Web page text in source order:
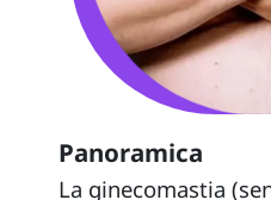
Panoramica